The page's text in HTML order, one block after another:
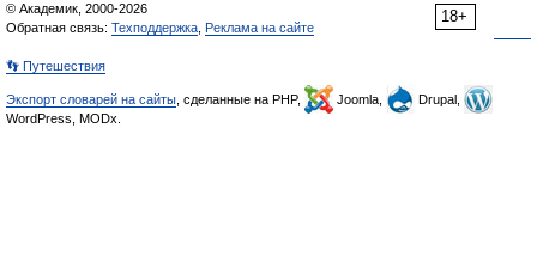
18+
© Академик, 2000-2026
Обратная связь: Техподдержка Реклама на сайте
👣 Путешествия
Экспорт словарей на сайты , сделанные на PHP, Joomla,
Drupal,
WordPress, MODx.